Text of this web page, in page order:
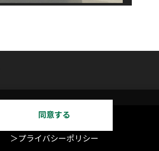
同意する
＞プライバシーポリシー